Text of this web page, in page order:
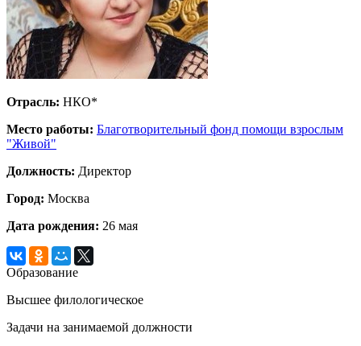
Отрасль: НКО*
Место работы: Благотворительный фонд помощи взрослым
"Живой"
Должность: Директор
Город: Москва
Дата рождения: 26 мая
Образование
Высшее филологическое
Задачи на занимаемой должности